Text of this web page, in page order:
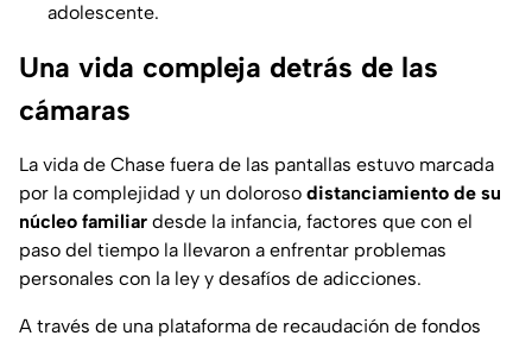
adolescente.
Una vida compleja detrás de las
cámaras
La vida de Chase fuera de las pantallas estuvo marcada
por la complejidad y un doloroso distanciamiento de su
núcleo familiar desde la infancia, factores que con el
paso del tiempo la llevaron a enfrentar problemas
personales con la ley y desafíos de adicciones.
A través de una plataforma de recaudación de fondos